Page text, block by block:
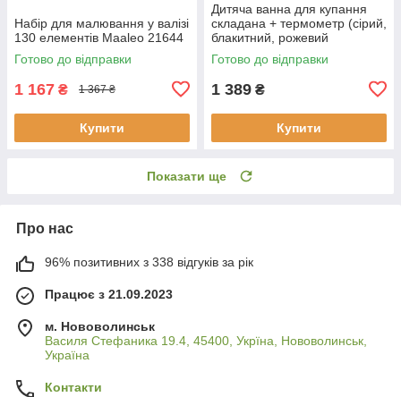
Набір для малювання у валізі
130 елементів Maaleo 21644
Готово до відправки
1 167 ₴ 1 367 ₴
Купити
Дитяча ванна для купання
складана + термометр (сірий,
блакитний, рожевий
кольори), переносна ванна
Готово до відправки
1 389 ₴
Купити
Показати ще
Про нас
96% позитивних з 338 відгуків за рік
Працює з 21.09.2023
м. Нововолинськ
Василя Стефаника 19.4, 45400, Укрїна, Нововолинськ,
Україна
Контакти